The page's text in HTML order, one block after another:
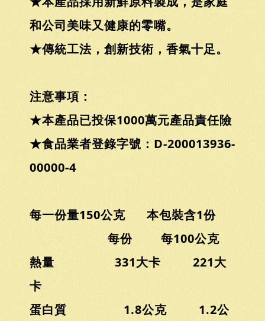
和公司美味又健康的零嘴。
★傳統工法，創新技術，香氣十足。
注意事項：
★本產品已投保1000萬元產品責任險
★食品業者登錄字號：D-200013936-
00000-4
每一份量150公克 本包裝含1份
每份 每100公克
熱量 331大卡 221大
卡
蛋白質 1.8公克 1.2公